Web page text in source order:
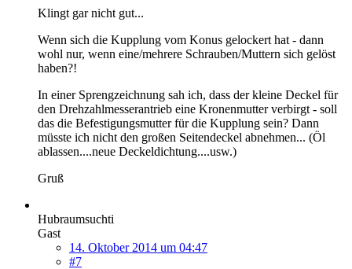
Klingt gar nicht gut...
Wenn sich die Kupplung vom Konus gelockert hat - dann
wohl nur, wenn eine/mehrere Schrauben/Muttern sich gelöst
haben?!
In einer Sprengzeichnung sah ich, dass der kleine Deckel für
den Drehzahlmesserantrieb eine Kronenmutter verbirgt - soll
das die Befestigungsmutter für die Kupplung sein? Dann
müsste ich nicht den großen Seitendeckel abnehmen... (Öl
ablassen....neue Deckeldichtung....usw.)
Gruß
Hubraumsuchti
Gast
14. Oktober 2014 um 04:47
#7